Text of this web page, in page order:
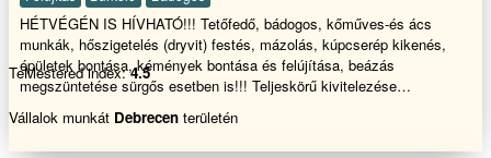
HÉTVÉGÉN IS HÍVHATÓ!!! Tetőfedő, bádogos, kőműves-és ács
munkák, hőszigetelés (dryvit) festés, mázolás, kúpcserép kikenés,
épületek bontása, kémények bontása és felújítása, beázás
megszüntetése sürgős esetben is!!! Teljeskörű kivitelezése
TeMestered index:4.5
Vállalok munkát Debrecen területén